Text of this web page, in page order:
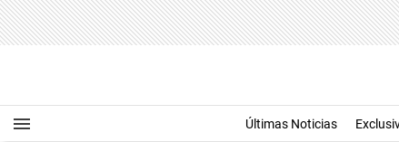
Últimas Noticias